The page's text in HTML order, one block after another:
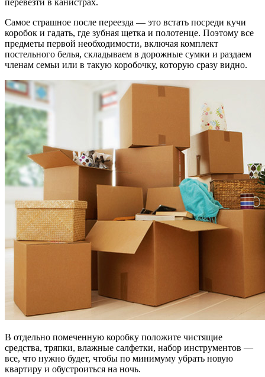
перевезти в канистрах.
Самое страшное после переезда — это встать посреди кучи
коробок и гадать, где зубная щетка и полотенце. Поэтому все
предметы первой необходимости, включая комплект
постельного белья, складываем в дорожные сумки и раздаем
членам семьи или в такую коробочку, которую сразу видно.
В отдельно помеченную коробку положите чистящие
средства, тряпки, влажные салфетки, набор инструментов —
все, что нужно будет, чтобы по минимуму убрать новую
квартиру и обустроиться на ночь.